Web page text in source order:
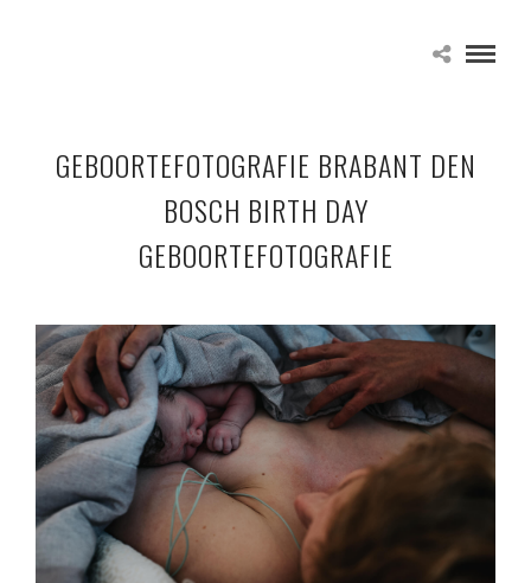
GEBOORTEFOTOGRAFIE BRABANT DEN
BOSCH BIRTH DAY
GEBOORTEFOTOGRAFIE